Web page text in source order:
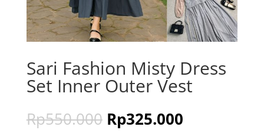
Sari Fashion Misty Dress
Set Inner Outer Vest
Rp550.000 Rp325.000